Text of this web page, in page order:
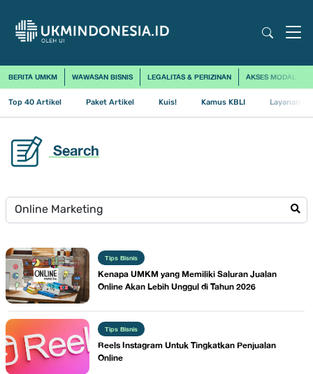
BERITA UMKM WAWASAN BISNIS LEGALITAS & PERIZINAN AKSES MODAL
Top 40 Artikel Paket Artikel Kuis! Kamus KBLI Layanan
Search
Tips Bisnis
Kenapa UMKM yang Memiliki Saluran Jualan
Online Akan Lebih Unggul di Tahun 2026
Tips Bisnis
Reels Instagram Untuk Tingkatkan Penjualan
Online